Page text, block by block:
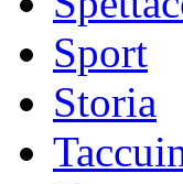
Sport
Storia